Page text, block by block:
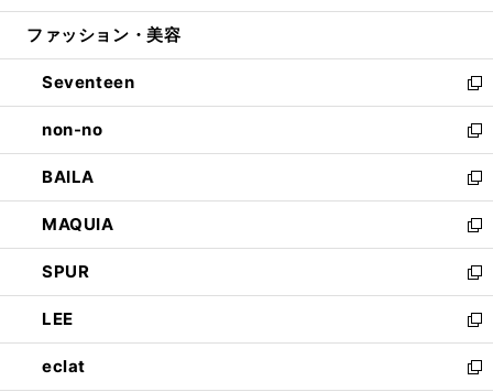
開
ウ
開
く
ン
ウ
で
開
く
ウ
ン
ド
ウ
で
開
く
ファッション・美容
Seventeen
新
し
い
ウ
ィ
ン
ド
ウ
で
開
く
non-no
新
し
い
ウ
ィ
ン
ド
ウ
で
開
く
BAILA
新
し
い
ウ
ィ
ン
ド
ウ
で
MAQUIA
新
し
い
ウ
ィ
ン
ド
SPUR
新
し
い
ウ
ィ
LEE
新
し
い
eclat
新